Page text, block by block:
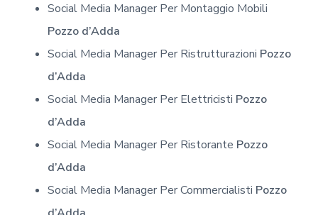
Social Media Manager Per Montaggio Mobili
Pozzo d’Adda
Social Media Manager Per Ristrutturazioni Pozzo
d’Adda
Social Media Manager Per Elettricisti Pozzo
d’Adda
Social Media Manager Per Ristorante Pozzo
d’Adda
Social Media Manager Per Commercialisti Pozzo